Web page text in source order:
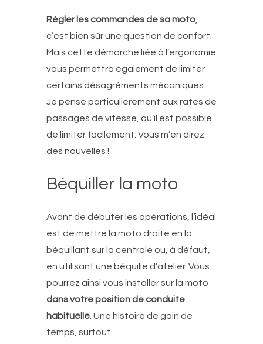
Régler les commandes de sa moto,
c’est bien sûr une question de confort.
Mais cette démarche liée à l’ergonomie
vous permettra également de limiter
certains désagréments mécaniques.
Je pense particulièrement aux ratés de
passages de vitesse, qu’il est possible
de limiter facilement. Vous m’en direz
des nouvelles !
Béquiller la moto
Avant de débuter les opérations, l’idéal
est de mettre la moto droite en la
béquillant sur la centrale ou, à défaut,
en utilisant une béquille d’atelier. Vous
pourrez ainsi vous installer sur la moto
dans votre position de conduite
habituelle. Une histoire de gain de
temps, surtout.